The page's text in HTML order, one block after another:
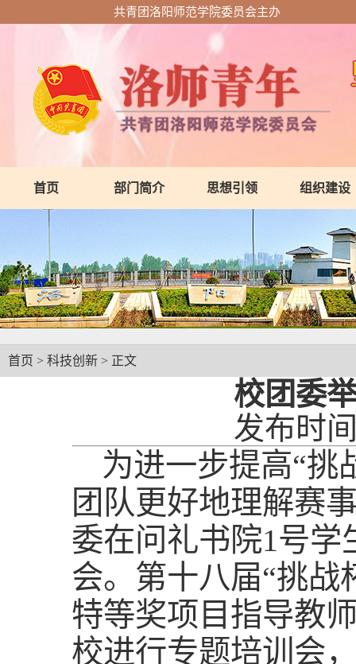
共青团洛阳师范学院委员会主办
首页 部门简介 思想引领 组织建设
首页 > 科技创新 > 正文
校团委
发布时
为进一步提高“挑
团队更好地理解赛
委在问礼书院1号学
会。第十八届“挑战
特等奖项目指导教
校进行专题培训会